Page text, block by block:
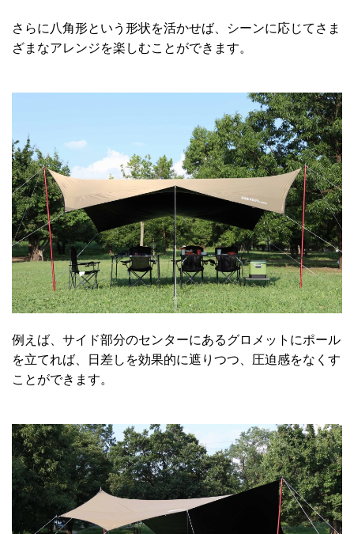
さらに八角形という形状を活かせば、シーンに応じてさま
ざまなアレンジを楽しむことができます。
例えば、サイド部分のセンターにあるグロメットにポール
を立てれば、日差しを効果的に遮りつつ、圧迫感をなくす
ことができます。